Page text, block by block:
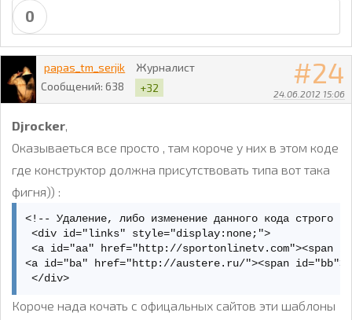
0
24
24.06.2012 15:06
papas_tm_serjik
Журналист
Сообщений: 638 +32
Djrocker,
Оказываеться все просто , там короче у них в этом коде
где конструктор должна присутствовать типа вот така
фигня)) :
<!-- Удаление, либо изменение данного кода строго
<div id="links" style="display:none;">
<a id="aa" href="http://sportonlinetv.com"><span
<a id="ba" href="http://austere.ru/"><span
</div>
Короче нада кочать с офицальных сайтов эти шаблоны